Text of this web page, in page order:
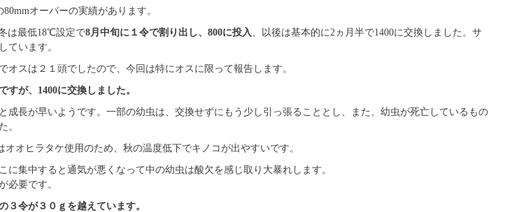
オーバーの実績があります。
は最低18℃設定で8月中旬に１令で割り出し、800に投入
、以後は基本的に2ヵ月半で1400に交換しました。サ
ています。
スは２１頭でしたので、今回は特にオスに限って報告します。
が、1400に交換しました。
成長が早いようです。一部の幼虫は、交換せずにもう少し引っ張ることとし、また、幼虫が死亡しているもの
。
オヒラタケ使用のため、秋の温度低下でキノコが出やすいです。
に集中すると通気が悪くなって中の幼虫は酸欠を感じ取り大暴れします。
必要です。
３令が３０ｇを越えています。